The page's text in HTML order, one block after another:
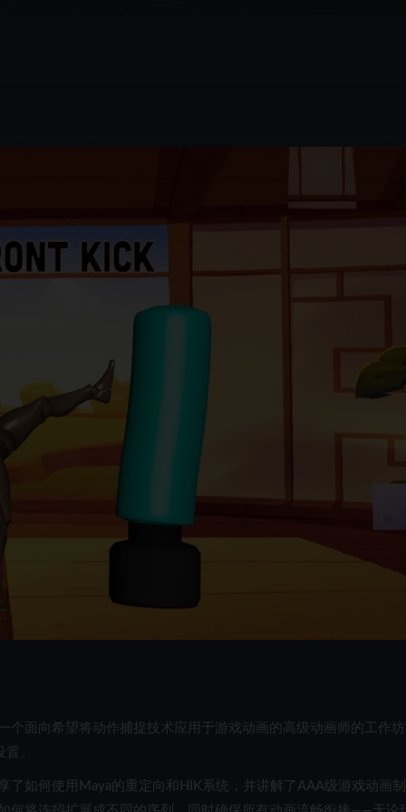
面向希望将动作捕捉技术应用于游戏动画的高级动画师的工作
。
了如何使用Maya的重定向和HIK系统，并讲解了AAA级游戏动画